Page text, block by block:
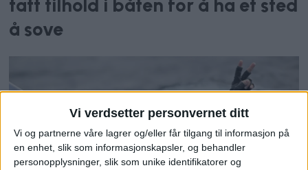
Vi verdsetter personvernet ditt
Vi og partnerne våre lagrer og/eller får tilgang til informasjon på
en enhet, slik som informasjonskapsler, og behandler
personopplysninger, slik som unike identifikatorer og
tatt tilhold i båten for å ha et sted
å sove